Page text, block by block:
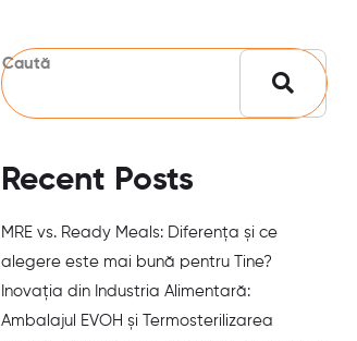
Caută
Recent Posts
MRE vs. Ready Meals: Diferența și ce
alegere este mai bună pentru Tine?
Inovația din Industria Alimentară:
Ambalajul EVOH și Termosterilizarea